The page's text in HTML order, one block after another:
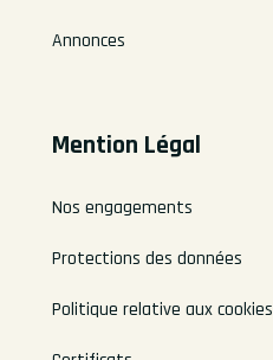
Annonces
Mention Légal
Nos engagements
Protections des données
Politique relative aux cookies